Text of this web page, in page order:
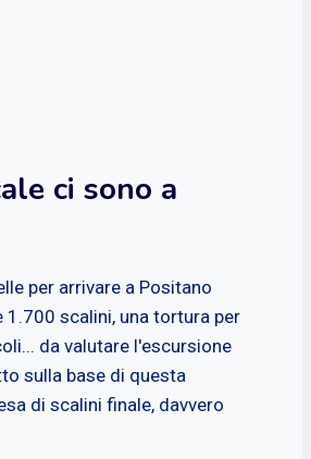
ci sono a
per arrivare a Positano
1.700 scalini, una tortura per
da valutare l'escursione
sulla base di questa
di scalini finale, davvero